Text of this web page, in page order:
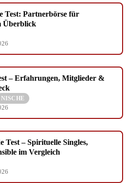
Test: Partnerbörse für
Überblick
– Erfahrungen, Mitglieder &
NISCHE
Test – Spirituelle Singles,
im Vergleich